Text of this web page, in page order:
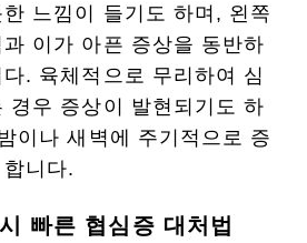
느낌이 들기도 하며, 왼쪽
이가 아픈 증상을 동반하
. 육체적으로 무리하여 심
경우 증상이 발현되기도 하
이나 새벽에 주기적으로 증
니다.
빠른 협심증 대처법